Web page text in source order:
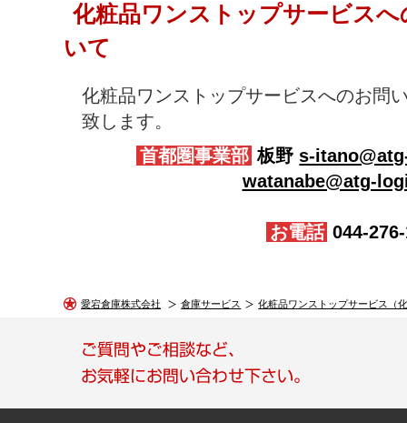
化粧品ワンストップサービス
いて
化粧品ワンストップサービスへのお問
致します。
首都圏事業部 板野s-
watanabe@atg-
お電話 044-
愛宕倉庫株式会社 倉庫サービス 化粧品ワンストップサービス（